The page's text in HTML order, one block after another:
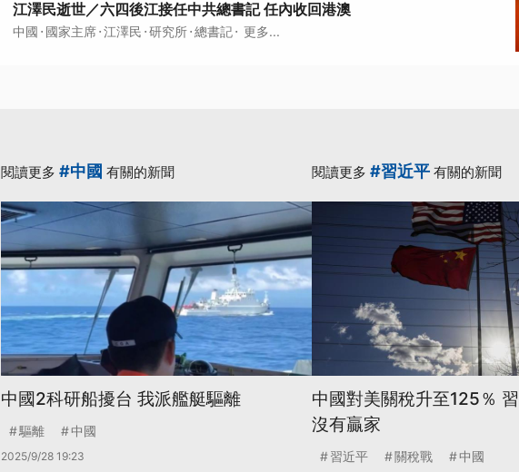
江澤民逝世／六四後江接任中共總書記 任內收回港澳
中國 · 國家主席·江澤民 ·研究所·總書記· 更多...
閱讀更多 #中國 有關的新聞
中國2科研船擾台 我派艦艇驅離
驅離 中國
2025/9/28 19:23
閱讀更多 #習近平 有關的新聞
中國對美關稅升至125％
沒有贏家
習近平 關稅戰 中國